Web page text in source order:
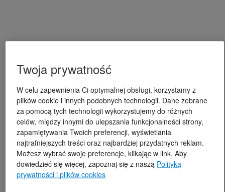
Twoja prywatność
W celu zapewnienia Ci optymalnej obsługi, korzystamy z
plików cookie i innych podobnych technologii. Dane zebrane
za pomocą tych technologii wykorzystujemy do różnych
celów, między innymi do ulepszania funkcjonalności strony,
zapamiętywania Twoich preferencji, wyświetlania
najtrafniejszych treści oraz najbardziej przydatnych reklam.
Możesz wybrać swoje preferencje, klikając w link. Aby
dowiedzieć się więcej, zapoznaj się z naszą Polityką
prywatności i plików cookies